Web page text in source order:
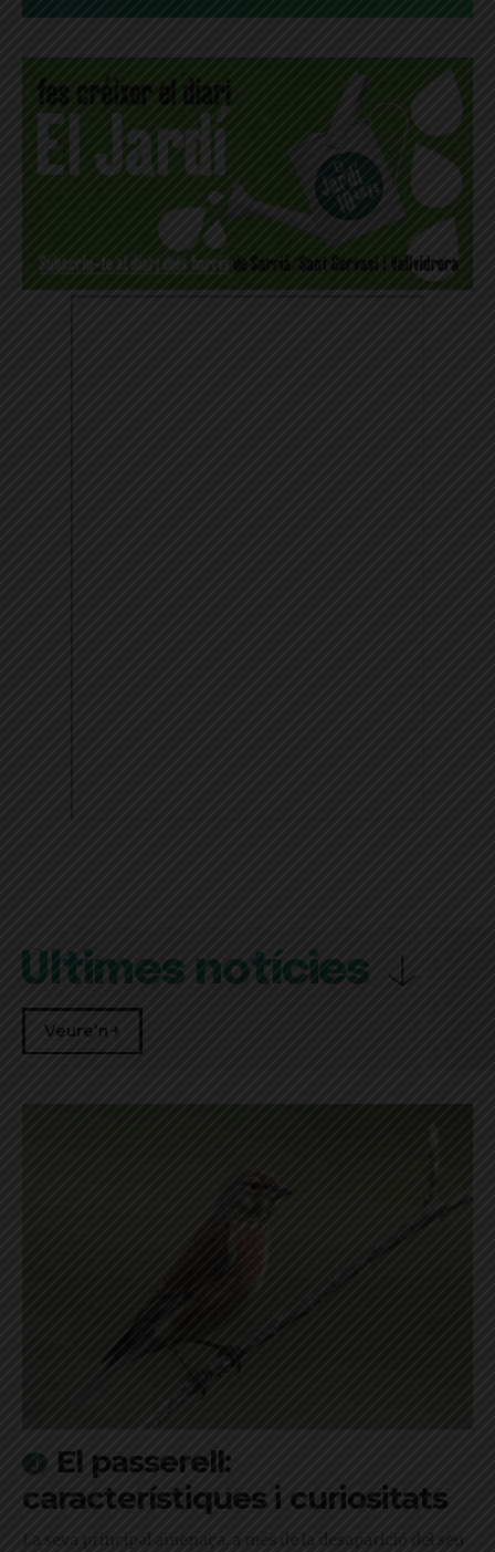
Últimes notícies
Veure'n +
El passerell:
característiques i curiositats
La seva principal amenaça, a més de la desaparició del seu